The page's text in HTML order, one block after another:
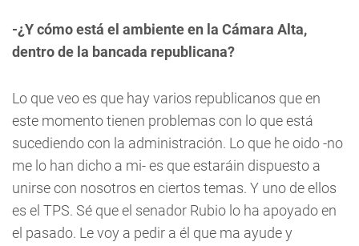
-¿Y cómo está el ambiente en la Cámara Alta,
dentro de la bancada republicana?
Lo que veo es que hay varios republicanos que en
este momento tienen problemas con lo que está
sucediendo con la administración. Lo que he oido -no
me lo han dicho a mi- es que estaráin dispuesto a
unirse con nosotros en ciertos temas. Y uno de ellos
es el TPS. Sé que el senador Rubio lo ha apoyado en
el pasado. Le voy a pedir a él que ma ayude y